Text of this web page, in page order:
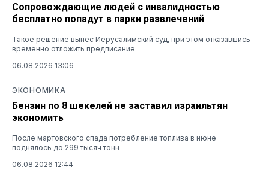
Сопровождающие людей с инвалидностью
бесплатно попадут в парки развлечений
Такое решение вынес Иерусалимский суд, при этом отказавшись
временно отложить предписание
06.08.2026 13:06
ЭКОНОМИКА
Бензин по 8 шекелей не заставил израильтян
экономить
После мартовского спада потребление топлива в июне
поднялось до 299 тысяч тонн
06.08.2026 12:44